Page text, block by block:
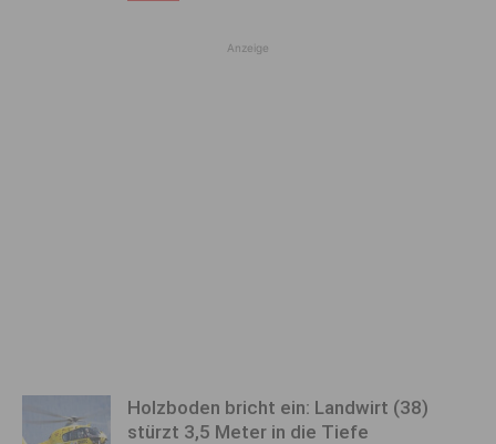
Anzeige
Holzboden bricht ein: Landwirt (38)
stürzt 3,5 Meter in die Tiefe